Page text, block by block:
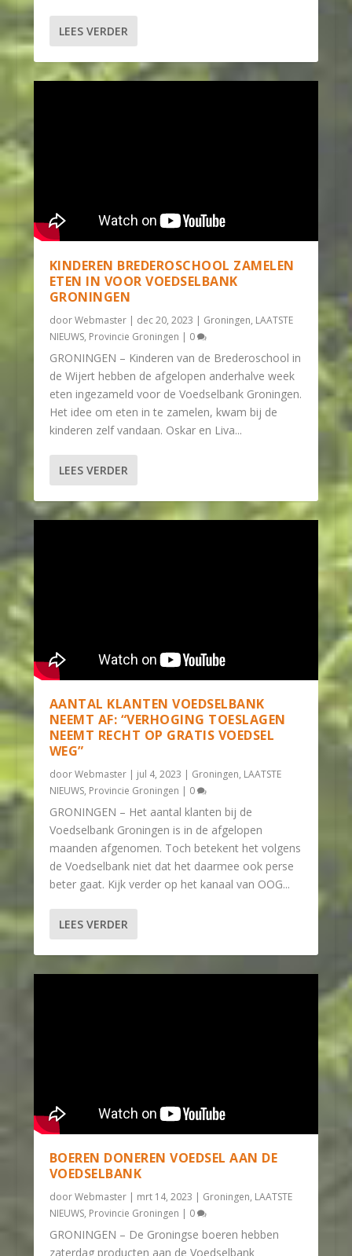
LEES VERDER
KINDEREN BREDEROSCHOOL ZAMELEN
ETEN IN VOOR VOEDSELBANK
GRONINGEN
doorWebmaster| dec 20, 2023 | Groningen, LAATSTE
NIEUWS, Provincie Groningen | 0
GRONINGEN – Kinderen van de Brederoschool in
de Wijert hebben de afgelopen anderhalve week
eten ingezameld voor de Voedselbank Groningen.
Het idee om eten in te zamelen, kwam bij de
kinderen zelf vandaan. Oskar en Liva...
LEES VERDER
AANTAL KLANTEN VOEDSELBANK
NEEMT AF: “VERHOGING TOESLAGEN
NEEMT RECHT OP GRATIS VOEDSEL
WEG”
doorWebmaster| jul 4, 2023 | Groningen, LAATSTE
NIEUWS, Provincie Groningen | 0
GRONINGEN – Het aantal klanten bij de
Voedselbank Groningen is in de afgelopen
maanden afgenomen. Toch betekent het volgens
de Voedselbank niet dat het daarmee ook perse
beter gaat. Kijk verder op het kanaal van OOG...
LEES VERDER
BOEREN DONEREN VOEDSEL AAN DE
VOEDSELBANK
doorWebmaster| mrt 14, 2023 | Groningen, LAATSTE
NIEUWS, Provincie Groningen | 0
GRONINGEN – De Groningse boeren hebben
zaterdag producten aan de Voedselbank